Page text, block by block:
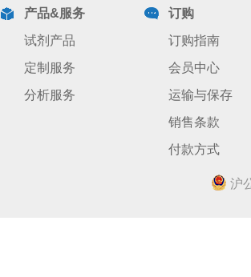
产品&服务
试剂产品
定制服务
分析服务
订购
订购指南
会员中心
运输与保存
销售条款
付款方式
沪